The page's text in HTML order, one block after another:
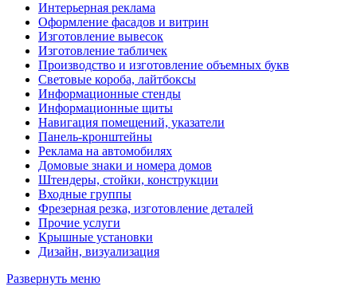
Интерьерная реклама
Оформление фасадов и витрин
Изготовление вывесок
Изготовление табличек
Производство и изготовление объемных букв
Световые короба, лайтбоксы
Информационные стенды
Информационные щиты
Навигация помещений, указатели
Панель-кронштейны
Реклама на автомобилях
Домовые знаки и номера домов
Штендеры, стойки, конструкции
Входные группы
Фрезерная резка, изготовление деталей
Прочие услуги
Крышные установки
Дизайн, визуализация
Развернуть меню